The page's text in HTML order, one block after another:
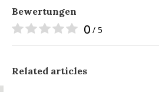
Bewertungen
0 / 5
Related articles